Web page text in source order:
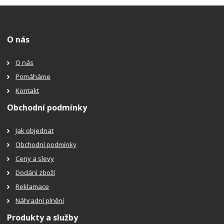
O nás
O nás
Pomáháme
Kontakt
Obchodní podmínky
Jak objednat
Obchodní podmínky
Ceny a slevy
Dodání zboží
Reklamace
Náhradní plnění
Produkty a služby